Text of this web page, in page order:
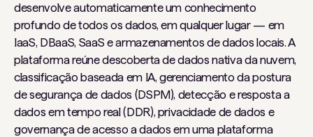
desenvolve automaticamente um conhecimento
profundo de todos os dados, em qualquer lugar — em
IaaS, DBaaS, SaaS e armazenamentos de dados locais. A
plataforma reúne descoberta de dados nativa da nuvem,
classificação baseada em IA, gerenciamento da postura
de segurança de dados (DSPM), detecção e resposta a
dados em tempo real (DDR), privacidade de dados e
governança de acesso a dados em uma plataforma